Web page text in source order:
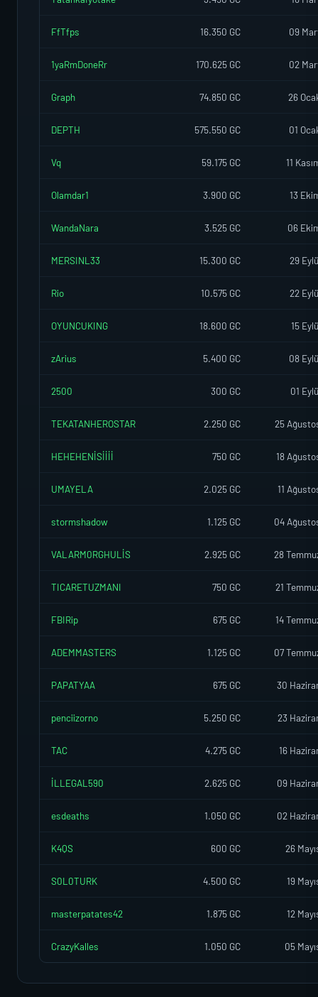
FfTfps 16.350 GC 09
1yaRmDoneRr 170.625 GC 02
Graph 74.850 GC 26
DEPTH 575.550 GC 01
Vq 59.175 GC 11
Olamdar1 3.900 GC 13
WandaNara 3.525 GC 06
MERSINL33 15.300 GC 29
Rio 10.575 GC 22
OYUNCUKING 18.600 GC 15
zArius 5.400 GC 08
2500 300 GC 01
TEKATANHEROSTAR 2.250 GC 25
HEHEHENİSİİİİ 750 GC 18
UMAYELA 2.025 GC 11
stormshadow 1.125 GC 04
VALARM0RGHULİS 2.925 GC 28
TICARETUZMANI 750 GC 21
FBIRip 675 GC 14
ADEMMASTERS 1.125 GC 07
PAPATYAA 675 GC 30
penciizorno 5.250 GC 23
TAC 4.275 GC 16
İLLEGAL590 2.625 GC 09
esdeaths 1.050 GC 02
K4QS 600 GC 26
S0L0TURK 4.500 GC 19
masterpatates42 1.875 GC 12
CrazyKalles 1.050 GC 05